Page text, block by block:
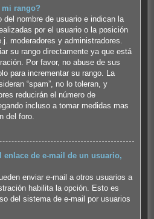
mi rango?
del nombre de usuario e indican la
por el usuario o la posición
moderadores y administradores.
su rango directamente ya que está
Por favor, no abuse de sus
para incrementar su rango. La
“spam”, no lo toleran, y
reducirán el número de
incluso a tomar medidas mas
del foro.
de e-mail de un usuario,
enviar e-mail a otros usuarios a
habilita la opción. Esto es
del sistema de e-mail por usuarios